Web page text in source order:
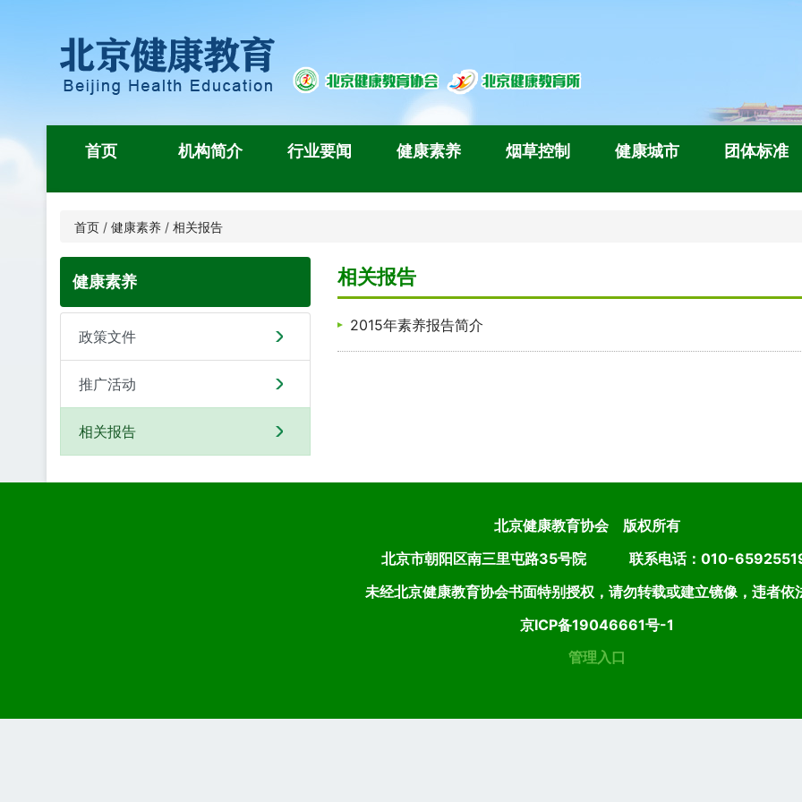
首页 机构简介 行业要闻 健康素养 烟草控制 健康城市 团体标准
首页 / 健康素养 / 相关报告
健康素养
政策文件
推广活动
相关报告
相关报告
2015年素养报告简介
北京健康教育协会 版权所有
北京市朝阳区南三里屯路35号院 联系电话：010-
未经北京健康教育协会书面特别授权，请勿转载或建立镜像，违者依
京ICP备19046661号-1
管理入口